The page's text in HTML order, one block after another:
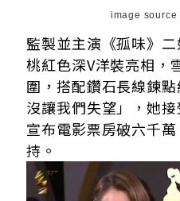
image source
監製並主演《孤味》
桃紅色深V洋裝亮相，
圍，搭配鑽石長線鍊
沒讓我們失望」，她
宣布電影票房破六千
持。